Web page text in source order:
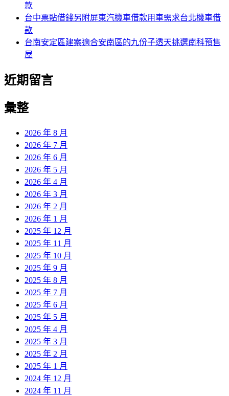
款
台中票貼借錢另附屏東汽機車借款用車需求台北機車借
款
台南安定區建案適合安南區的九份子透天挑選南科預售
屋
近期留言
彙整
2026 年 8 月
2026 年 7 月
2026 年 6 月
2026 年 5 月
2026 年 4 月
2026 年 3 月
2026 年 2 月
2026 年 1 月
2025 年 12 月
2025 年 11 月
2025 年 10 月
2025 年 9 月
2025 年 8 月
2025 年 7 月
2025 年 6 月
2025 年 5 月
2025 年 4 月
2025 年 3 月
2025 年 2 月
2025 年 1 月
2024 年 12 月
2024 年 11 月